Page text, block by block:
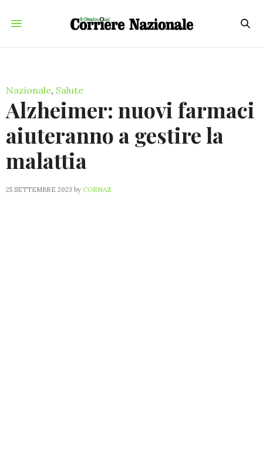
Nazionale, Salute
Alzheimer: nuovi farmaci
aiuteranno a gestire la
malattia
25 SETTEMBRE 2023 by CORNAZ